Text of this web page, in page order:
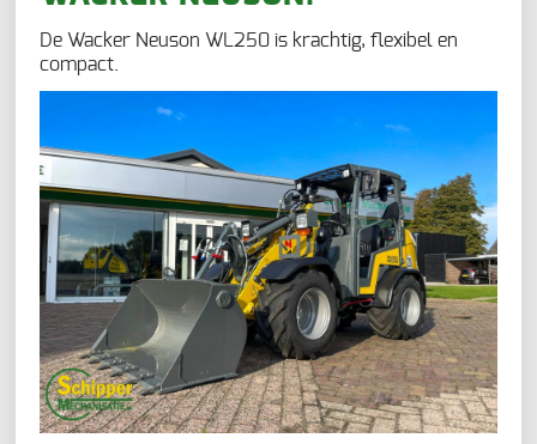
De Wacker Neuson WL250 is krachtig, flexibel en
compact.